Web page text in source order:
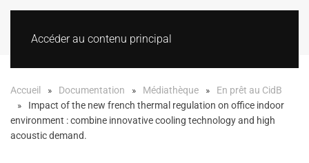
Accéder au contenu principal
Accueil Documentation Médiathèque
En prêt au CidB
Impact of the new french thermal regulation on office indoor
environment : combine innovative cooling technology and high
acoustic demand.